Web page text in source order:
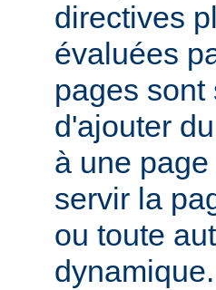
directives
évaluées
pages sont
d'ajouter
à une
servir la
ou toute
dynamique.